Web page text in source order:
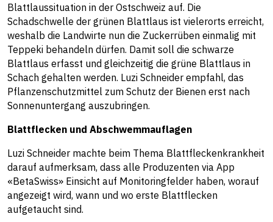
Blattlaussituation in der Ostschweiz auf. Die
Schadschwelle der grünen Blattlaus ist vielerorts erreicht,
weshalb die Landwirte nun die Zuckerrüben einmalig mit
Teppeki behandeln dürfen. Damit soll die schwarze
Blattlaus erfasst und gleichzeitig die grüne Blattlaus in
Schach gehalten werden. Luzi Schneider empfahl, das
Pflanzenschutzmittel zum Schutz der Bienen erst nach
Sonnenuntergang auszubringen.
Blattflecken und Abschwemmauflagen
Luzi Schneider machte beim Thema Blattfleckenkrankheit
darauf aufmerksam, dass alle Produzenten via App
«BetaSwiss» Einsicht auf Monitoringfelder haben, worauf
angezeigt wird, wann und wo erste Blattflecken
aufgetaucht sind.